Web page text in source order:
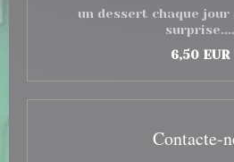
un dessert chaque
surprise....
6,50 EUR
Contacte-